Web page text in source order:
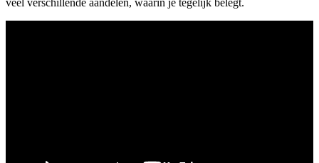
veel verschillende aandelen, waarin je tegelijk belegt.